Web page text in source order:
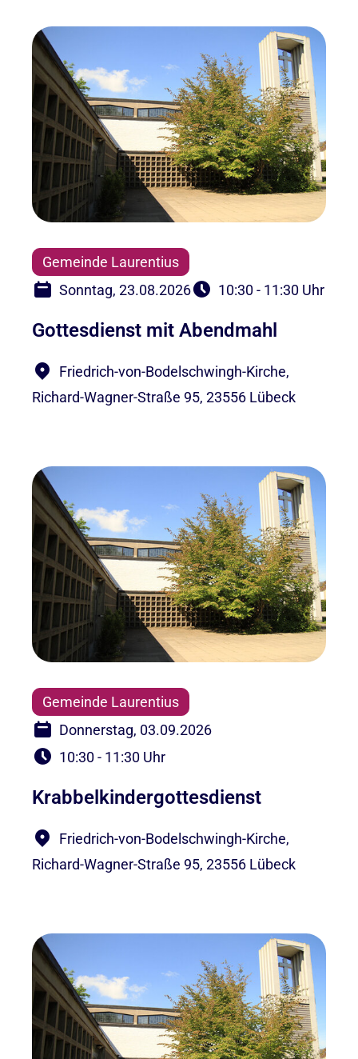
Gemeinde Laurentius
Sonntag, 23.08.2026
10:30 - 11:30 Uhr
Gottesdienst mit Abendmahl
Friedrich-von-Bodelschwingh-Kirche,
Richard-Wagner-Straße 95, 23556 Lübeck
Gemeinde Laurentius
Donnerstag, 03.09.2026
10:30 - 11:30 Uhr
Krabbelkindergottesdienst
Friedrich-von-Bodelschwingh-Kirche,
Richard-Wagner-Straße 95, 23556 Lübeck